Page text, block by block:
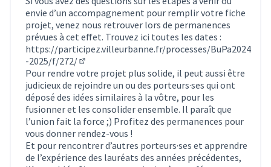
envie d’un accompagnement pour remplir votre fiche
projet, venez nous retrouver lors de permanences
prévues à cet effet. Trouvez ici toutes les dates :
https://participez.villeurbanne.fr/processes/BuPa2024
-2025/f/272/
(S'ouvre dans un nouvel onglet)
Pour rendre votre projet plus solide, il peut aussi être
judicieux de rejoindre un ou des porteurs·ses qui ont
déposé des idées similaires à la vôtre, pour les
fusionner et les consolider ensemble. Il paraît que
l’union fait la force ;) Profitez des permanences pour
vous donner rendez-vous !
Et pour rencontrer d’autres porteurs·ses et apprendre
de l’expérience des lauréats des années précédentes,